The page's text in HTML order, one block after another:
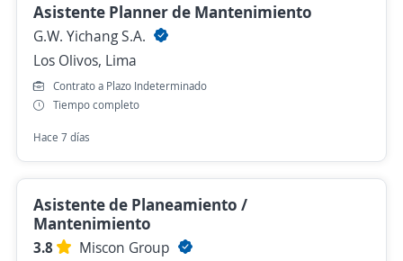
Asistente Planner de Mantenimiento
G.W. Yichang S.A.
Los Olivos, Lima
Contrato a Plazo Indeterminado
Tiempo completo
Hace 7 días
Asistente de Planeamiento /
Mantenimiento
3.8
Miscon Group